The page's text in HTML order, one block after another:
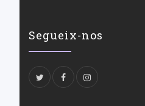
Segueix-nos